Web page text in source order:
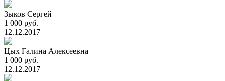
Зыков Сергей
1 000 руб.
12.12.2017
Цых Галина Алексеевна
1 000 руб.
12.12.2017